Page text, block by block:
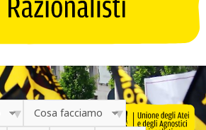
Cosa facciamo